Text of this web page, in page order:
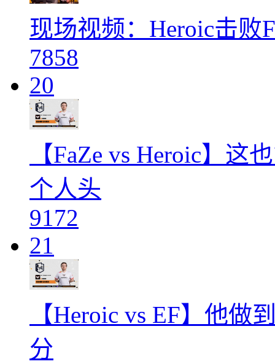
现场视频：Heroic击败
7858
20
【FaZe vs Heroic】这
个人头
9172
21
【Heroic vs EF】他做
分